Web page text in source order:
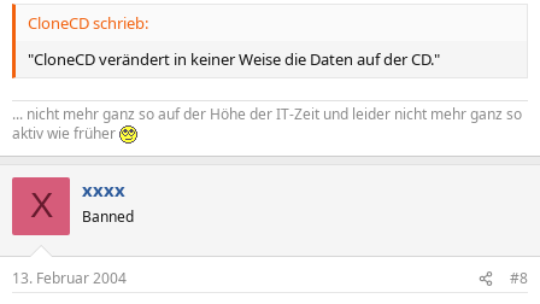
CloneCD schrieb:
"CloneCD verändert in keiner Weise die Daten auf der CD."
... nicht mehr ganz so auf der Höhe der IT-Zeit und leider nicht mehr ganz so
aktiv wie früher
X xxxx
Banned
13. Februar 2004 #8